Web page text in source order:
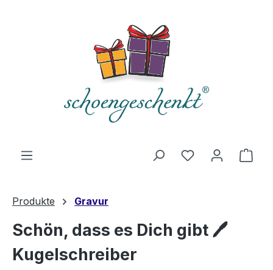
Du hast 0
Produkte Gravur
Schön, dass es Dich gibt 🖊️
Kugelschreiber